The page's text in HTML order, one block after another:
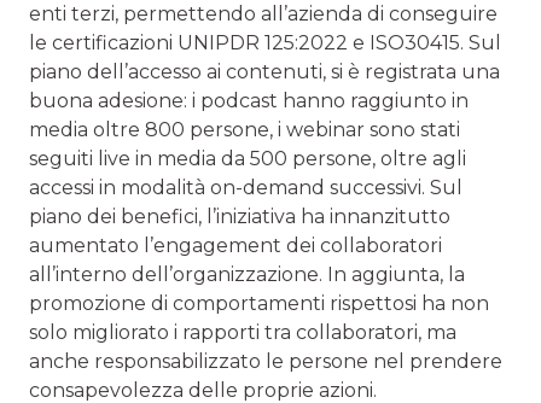
enti terzi, permettendo all’azienda di conseguire
le certificazioni UNIPDR 125:2022 e ISO30415. Sul
piano dell’accesso ai contenuti, si è registrata una
buona adesione: i podcast hanno raggiunto in
media oltre 800 persone, i webinar sono stati
seguiti live in media da 500 persone, oltre agli
accessi in modalità on-demand successivi. Sul
piano dei benefici, l’iniziativa ha innanzitutto
aumentato l’engagement dei collaboratori
all’interno dell’organizzazione. In aggiunta, la
promozione di comportamenti rispettosi ha non
solo migliorato i rapporti tra collaboratori, ma
anche responsabilizzato le persone nel prendere
consapevolezza delle proprie azioni.